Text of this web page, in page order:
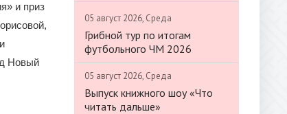
и приз
Новый
05 август 2026, Среда
Грибной тур по итогам
футбольного ЧМ 2026
05 август 2026, Среда
Выпуск книжного шоу «Что
читать дальше»